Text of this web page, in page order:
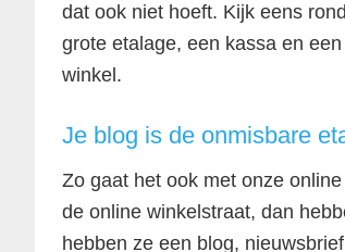
dat ook niet hoeft. Kijk eens
grote etalage, een kassa en
winkel.
Je blog is de onmisbare
Zo gaat het ook met onze
de online winkelstraat, dan
hebben ze een blog,